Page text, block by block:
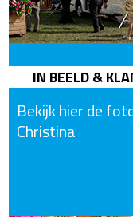
IN BEELD &
Bekijk hier de
Christina